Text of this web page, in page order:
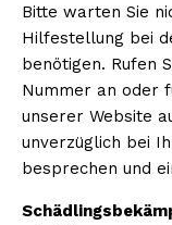
Bitte warten Sie
Hilfestellung bei
benötigen. Rufen
Nummer an oder
unserer Website
unverzüglich bei
besprechen und